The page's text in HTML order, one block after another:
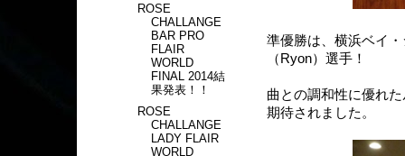
準優勝は、横浜ベイ
（Ryon）選手！
曲との調和性に優れ
期待されました。
ROSE
CHALLANGE
BAR PRO
FLAIR
WORLD
FINAL 2014結
果発表！！
ROSE
CHALLANGE
LADY FLAIR
WORLD